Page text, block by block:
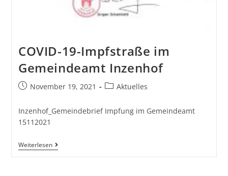
COVID-19-Impfstraße im
Gemeindeamt Inzenhof
November 19, 2021 Aktuelles
Inzenhof_Gemeindebrief Impfung im Gemeindeamt
15112021
Weiterlesen